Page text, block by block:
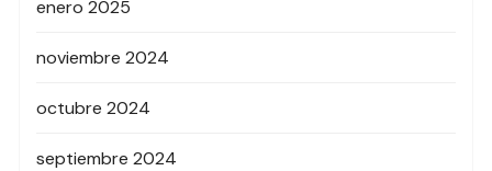
enero 2025
noviembre 2024
octubre 2024
septiembre 2024